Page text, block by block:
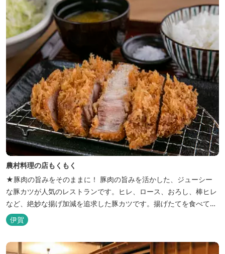
農体験プログラムに参加したり...
農村料理の店もくもく
★豚肉の旨みをそのままに！ 豚肉の旨みを活かした、ジューシー
な豚カツが人気のレストランです。ヒレ、ロース、おろし、棒ヒレ
など、絶妙な揚げ加減を追求した豚カツです。揚げたてを食べてい
ただくために、注文後じっくり揚げてお出ししています。 ★手作
りのお蕎麦をお楽しみいただけます！ お蕎麦は毎日お店で打ってつ
くっております。北海道や三重のそば粉を使用してつくる、喉ごし
の良い昔ながらのお蕎麦...
伊賀